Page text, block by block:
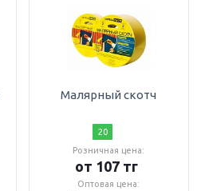
Малярный скотч
20
Розничная цена:
от 107 тг
Оптовая цена: